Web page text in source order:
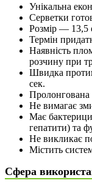
Унікальна
Серветки
Розмір — 13,5
Термін
Наявність
розчину при
Швидка
сек.
Пролонгована
Не вимагає
Має
гепатити) та
Не викликає
Містить
Сфера